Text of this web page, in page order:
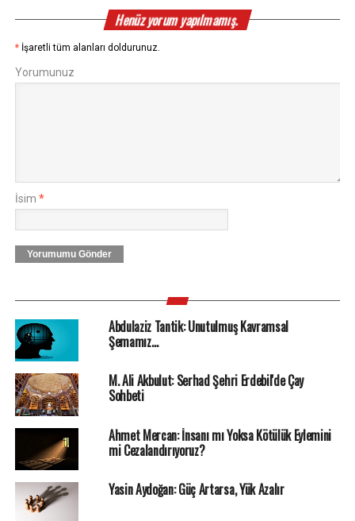
Henüz yorum yapılmamış.
* İşaretli tüm alanları doldurunuz.
Yorumunuz
İsim *
Yorumumu Gönder
Abdulaziz Tantik: Unutulmuş Kavramsal
Şemamız…
M. Ali Akbulut: Serhad Şehri Erdebil'de Çay
Sohbeti
Ahmet Mercan: İnsanı mı Yoksa Kötülük Eylemini
mi Cezalandırıyoruz?
Yasin Aydoğan: Güç Artarsa, Yük Azalır